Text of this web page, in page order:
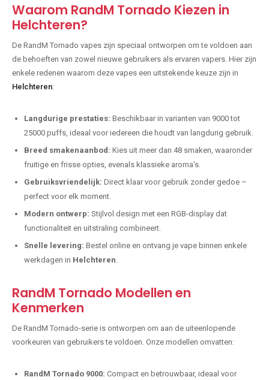
Waarom RandM Tornado Kiezen in
Helchteren?
De RandM Tornado vapes zijn speciaal ontworpen om te voldoen aan
de behoeften van zowel nieuwe gebruikers als ervaren vapers. Hier zijn
enkele redenen waarom deze vapes een uitstekende keuze zijn in
Helchteren:
Langdurige prestaties: Beschikbaar in varianten van 9000 tot
25000 puffs, ideaal voor iedereen die houdt van langdurig gebruik.
Breed smakenaanbod: Kies uit meer dan 48 smaken, waaronder
fruitige en frisse opties, evenals klassieke aroma's.
Gebruiksvriendelijk: Direct klaar voor gebruik zonder gedoe –
perfect voor elk moment.
Modern ontwerp: Stijlvol design met een RGB-display dat
functionaliteit en uitstraling combineert.
Snelle levering: Bestel online en ontvang je vape binnen enkele
werkdagen in Helchteren
RandM Tornado Modellen en
Kenmerken
De RandM Tornado-serie is ontworpen om aan de uiteenlopende
voorkeuren van gebruikers te voldoen. Onze modellen omvatten:
RandM Tornado 9000: Compact en betrouwbaar, ideaal voor